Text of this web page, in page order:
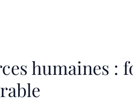
humaines :